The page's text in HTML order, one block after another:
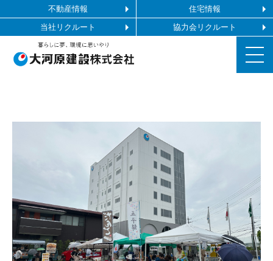
不動産情報
住宅情報
当社リクルート
協力会リクルート
協力会社の皆様へ
事業内容